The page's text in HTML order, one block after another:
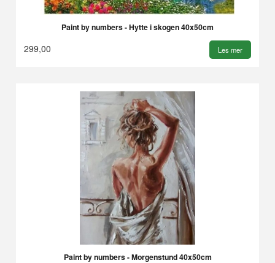
Paint by numbers - Hytte i skogen 40x50cm
299,00 Les mer
Paint by numbers - Morgenstund 40x50cm